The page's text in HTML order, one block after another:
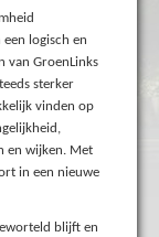
logisch en
van GroenLinks
sterker
vinden op
en wijken. Met
in een nieuwe
blijft en